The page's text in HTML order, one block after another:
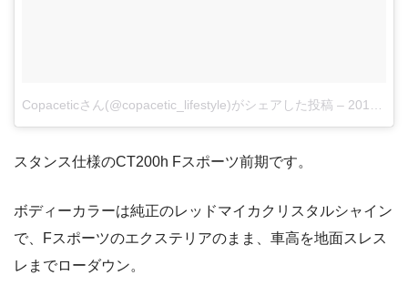
Copaceticさん(@copacetic_lifestyle)がシェアした投稿 – 2018年 4月月15日午前5時26分PDT
スタンス仕様のCT200h Fスポーツ前期です。
ボディーカラーは純正のレッドマイカクリスタルシャイン
で、Fスポーツのエクステリアのまま、車高を地面スレス
レまでローダウン。